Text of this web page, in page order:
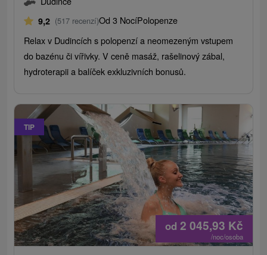
9,2 (517 recenzí)Od 3 NocíPolopenze
Relax v Dudincích s polopenzí a neomezeným vstupem
do bazénu či vířivky. V ceně masáž, rašelinový zábal,
hydroterapii a balíček exkluzivních bonusů.
TIP
od 2 045,93 Kč
/noc/osoba